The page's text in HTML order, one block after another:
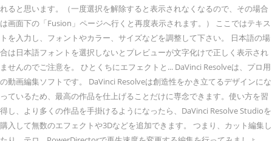
れると思います。（一度選択を解除すると表示されなくなるので、その場合
は画面下の「Fusion」ページへ行くと再度表示されます。） ここではテキス
トを入力し、フォントやカラー、サイズなどを調整して下さい。 日本語の場
合は日本語フォントを選択しないとプレビューが文字化けで正しく表示され
ませんのでご注意を。 ひとくちにエフェクトと... DaVinci Resolveは、プロ用
の動画編集ソフトです。 DaVinci Resolveは創造性をかき立てるデザインにな
っているため、最高の作品を仕上げることだけに専念できます。使い方を習
得し、より多くの作品を手掛けるようになったら、DaVinci Resolve Studioを
購入して無数のエフェクトや3Dなどを追加できます。 つまり、カット編集し